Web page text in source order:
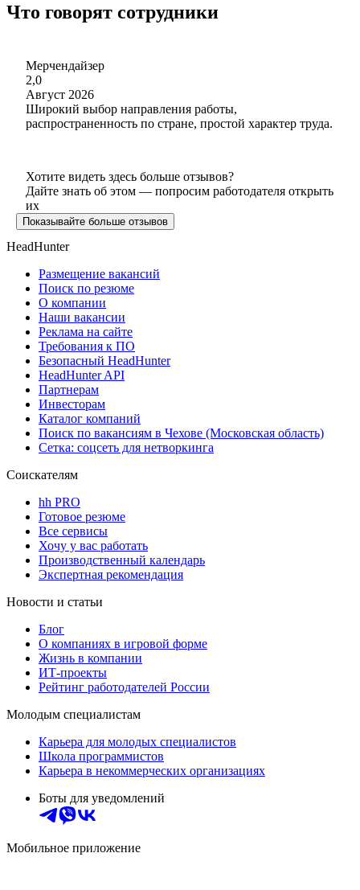
Что говорят сотрудники
Мерчендайзер
2,0
Август 2026
Широкий выбор направления работы,
распространенность по стране, простой характер труда.
Хотите видеть здесь больше отзывов?
Дайте знать об этом — попросим работодателя открыть
их
Показывайте больше отзывов
HeadHunter
Размещение вакансий
Поиск по резюме
О компании
Наши вакансии
Реклама на сайте
Требования к ПО
Безопасный HeadHunter
HeadHunter API
Партнерам
Инвесторам
Каталог компаний
Поиск по вакансиям в Чехове (Московская область)
Сетка: соцсеть для нетворкинга
Соискателям
hh PRO
Готовое резюме
Все сервисы
Хочу у вас работать
Производственный календарь
Экспертная рекомендация
Новости и статьи
Блог
О компаниях в игровой форме
Жизнь в компании
ИТ-проекты
Рейтинг работодателей России
Молодым специалистам
Карьера для молодых специалистов
Школа программистов
Карьера в некоммерческих организациях
Боты для уведомлений
Мобильное приложение